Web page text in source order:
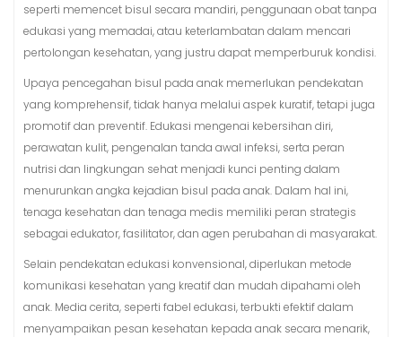
seperti memencet bisul secara mandiri, penggunaan obat tanpa
edukasi yang memadai, atau keterlambatan dalam mencari
pertolongan kesehatan, yang justru dapat memperburuk kondisi.
Upaya pencegahan bisul pada anak memerlukan pendekatan
yang komprehensif, tidak hanya melalui aspek kuratif, tetapi juga
promotif dan preventif. Edukasi mengenai kebersihan diri,
perawatan kulit, pengenalan tanda awal infeksi, serta peran
nutrisi dan lingkungan sehat menjadi kunci penting dalam
menurunkan angka kejadian bisul pada anak. Dalam hal ini,
tenaga kesehatan dan tenaga medis memiliki peran strategis
sebagai edukator, fasilitator, dan agen perubahan di masyarakat.
Selain pendekatan edukasi konvensional, diperlukan metode
komunikasi kesehatan yang kreatif dan mudah dipahami oleh
anak. Media cerita, seperti fabel edukasi, terbukti efektif dalam
menyampaikan pesan kesehatan kepada anak secara menarik,